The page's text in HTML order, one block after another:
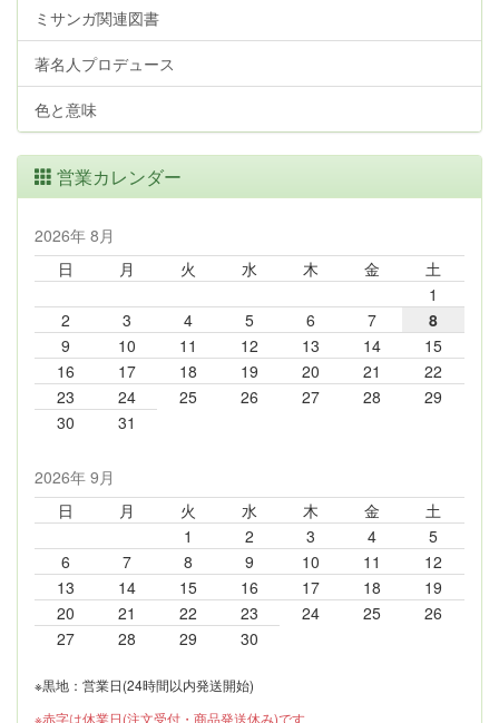
ミサンガ関連図書
著名人プロデュース
色と意味
営業カレンダー
2026年 8月
日
月 火 水 木 金
土
1
2
3 4 5 6 7
8
9
10 11 12 13 14
15
16
17 18 19 20 21
22
23
24 25 26 27 28
29
30
31
2026年 9月
日
月 火 水 木 金
土
1
2 3 4
5
6
7 8 9 10 11
12
13
14 15 16 17 18
19
20
21 22 23 24 25
26
27
28 29 30
※黒地：営業日(24時間以内発送開始)
※赤字は休業日(注文受付・商品発送休み)です